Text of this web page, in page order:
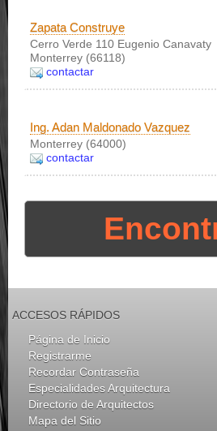
Zapata Construye
Cerro Verde 110 Eugenio Canavaty
Monterrey (66118)
contactar
Ing. Adan Maldonado Vazquez
Monterrey (64000)
contactar
ACCESOS RÁPIDOS
Página de Inicio
Registrarme
Recordar Contraseña
Especialidades Arquitectura
Directorio de Arquitectos
Mapa del Sitio